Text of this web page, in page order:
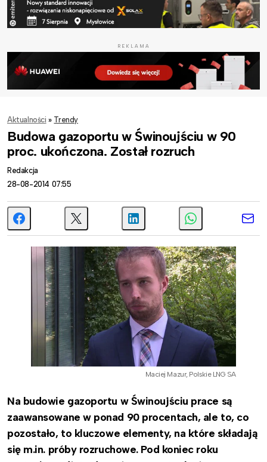
REKLAMA
Aktualności » Trendy
Budowa gazoportu w Świnoujściu w 90
proc. ukończona. Został rozruch
Redakcja
28-08-2014 07:55
Maciej Mazur, Polskie LNG SA
Na budowie gazoportu w Świnoujściu prace są
zaawansowane w ponad 90 procentach, ale to, co
pozostało, to kluczowe elementy, na które składają
się m.in. próby rozruchowe. Pod koniec roku